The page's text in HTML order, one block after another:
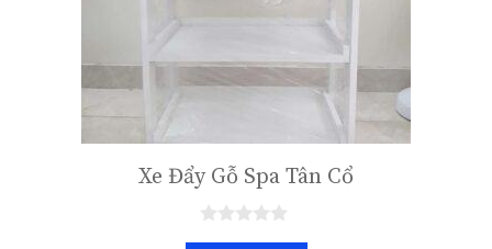
Xe Đẩy Gỗ Spa Tân Cổ